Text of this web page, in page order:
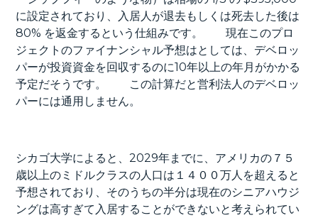
に設定されており、入居人が退去もしくは死去した後は
80% を返金するという仕組みです。 現在このプロ
ジェクトのファイナンシャル予想はとしては、デベロッ
パーが投資資金を回収するのに10年以上の年月がかかる
予定だそうです。 この計算だと営利法人のデベロッ
パーには通用しません。
シカゴ大学によると、2029年までに、アメリカの７５
歳以上のミドルクラスの人口は１４００万人を超えると
予想されており、そのうちの半分は現在のシニアハウジ
ングは高すぎて入居することができないと考えられてい